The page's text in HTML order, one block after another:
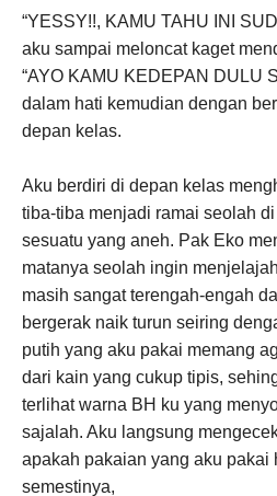
“YESSY!!, KAMU TAHU INI
aku sampai meloncat kaget
“AYO KAMU KEDEPAN DULU
dalam hati kemudian dengan
depan kelas.
Aku berdiri di depan kelas
tiba-tiba menjadi ramai seolah
sesuatu yang aneh. Pak Eko
matanya seolah ingin
masih sangat terengah-engah
bergerak naik turun seiring
putih yang aku pakai memang
dari kain yang cukup tipis,
terlihat warna BH ku yang
sajalah. Aku langsung
apakah pakaian yang aku pakai
semestinya,